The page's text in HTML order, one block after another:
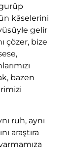
kâselerini
gelir
çözer, bize
bazen
ruh, aynı
araştıra